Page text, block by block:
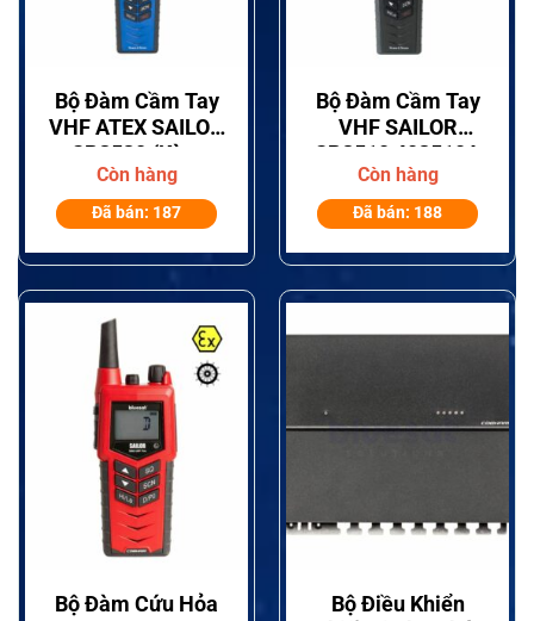
Bộ Đàm Cầm Tay
VHF ATEX SAILOR
SP3530 (Kèm
Scrambler Và
CTCSS)
Còn hàng
Đã bán: 187
Bộ Đàm Cầm Tay
VHF SAILOR
SP3510 403510A
Còn hàng
Đã bán: 188
Bộ Đàm Cứu Hỏa
Bộ Điều Khiển